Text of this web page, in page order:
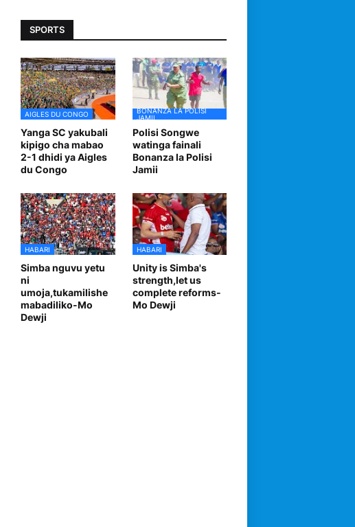
SPORTS
AIGLES DU CONGO
Yanga SC yakubali
kipigo cha mabao
2-1 dhidi ya Aigles
du Congo
BONANZA LA POLISI
JAMII
Polisi Songwe
watinga fainali
Bonanza la Polisi
Jamii
HABARI
Simba nguvu yetu
ni
umoja,tukamilishe
mabadiliko-Mo
Dewji
HABARI
Unity is Simba's
strength,let us
complete reforms-
Mo Dewji